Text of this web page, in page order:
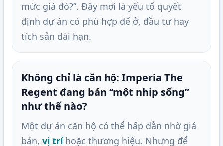
mức giá đó?”. Đây mới là yếu tố quyết
định dự án có phù hợp để ở, đầu tư hay
tích sản dài hạn.
Không chỉ là căn hộ: Imperia The
Regent đang bán “một nhịp sống”
như thế nào?
Một dự án căn hộ có thể hấp dẫn nhờ giá
bán, vị tríhoặc thương hiệu. Nhưng để